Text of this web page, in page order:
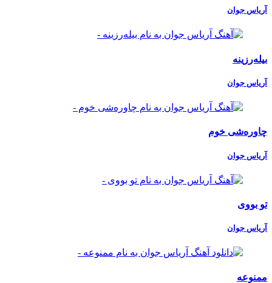
آریاس جوان
بیلەرزینە
آریاس جوان
چاورەشی خوم
آریاس جوان
تو بووی
آریاس جوان
ممنوعه